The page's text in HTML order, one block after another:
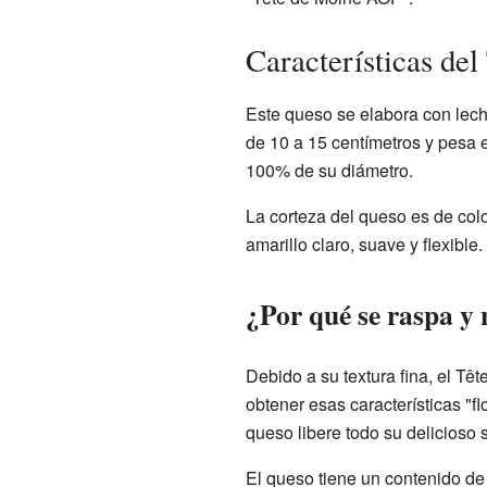
Características
Este queso se elabora con
de 10 a 15 centímetros y pesa
100% de su diámetro.
La corteza del queso es de
amarillo claro, suave y flexible.
¿Por qué se raspa y
Debido a su textura fina, el
obtener esas características
queso libere todo su delicioso
El queso tiene un contenido